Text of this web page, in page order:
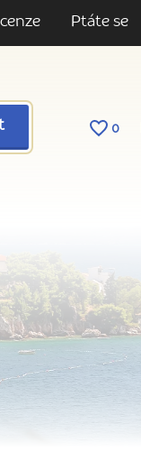
Ptáte se
0